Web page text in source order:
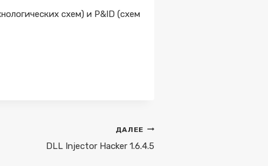
схем) и P&ID (схем
ДАЛЕЕ
DLL Injector Hacker 1.6.4.5